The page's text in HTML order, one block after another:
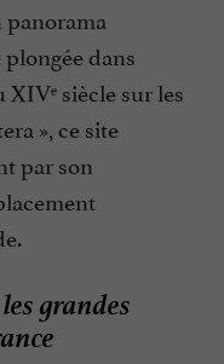
dans
siècle sur les
», ce site
par son
grandes